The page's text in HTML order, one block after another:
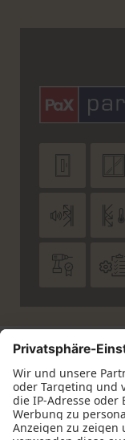

 
 